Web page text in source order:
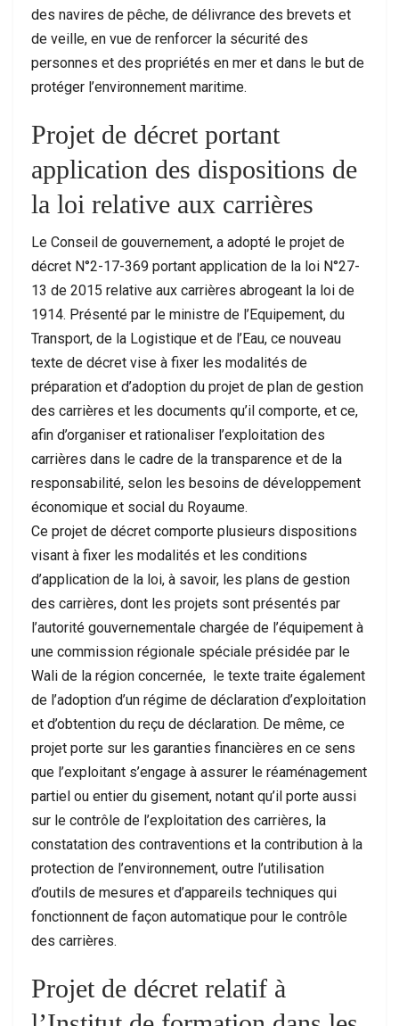
des navires de pêche, de délivrance des brevets et
de veille, en vue de renforcer la sécurité des
personnes et des propriétés en mer et dans le but de
protéger l’environnement maritime.
Projet de décret portant
application des dispositions de
la loi relative aux carrières
Le Conseil de gouvernement, a adopté le projet de
décret N°2-17-369 portant application de la loi N°27-
13 de 2015 relative aux carrières abrogeant la loi de
1914. Présenté par le ministre de l’Equipement, du
Transport, de la Logistique et de l’Eau, ce nouveau
texte de décret vise à fixer les modalités de
préparation et d’adoption du projet de plan de gestion
des carrières et les documents qu’il comporte, et ce,
afin d’organiser et rationaliser l’exploitation des
carrières dans le cadre de la transparence et de la
responsabilité, selon les besoins de développement
économique et social du Royaume.
Ce projet de décret comporte plusieurs dispositions
visant à fixer les modalités et les conditions
d’application de la loi, à savoir, les plans de gestion
des carrières, dont les projets sont présentés par
l’autorité gouvernementale chargée de l’équipement à
une commission régionale spéciale présidée par le
Wali de la région concernée, le texte traite également
de l’adoption d’un régime de déclaration d’exploitation
et d’obtention du reçu de déclaration. De même, ce
projet porte sur les garanties financières en ce sens
que l’exploitant s’engage à assurer le réaménagement
partiel ou entier du gisement, notant qu’il porte aussi
sur le contrôle de l’exploitation des carrières, la
constatation des contraventions et la contribution à la
protection de l’environnement, outre l’utilisation
d’outils de mesures et d’appareils techniques qui
fonctionnent de façon automatique pour le contrôle
des carrières.
Projet de décret relatif à